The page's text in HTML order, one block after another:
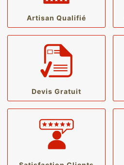
Artisan Qualifié
Devis Gratuit